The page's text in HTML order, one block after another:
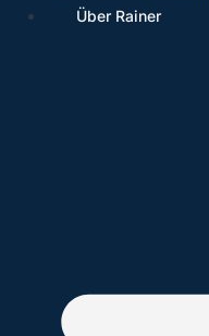
Über Rainer